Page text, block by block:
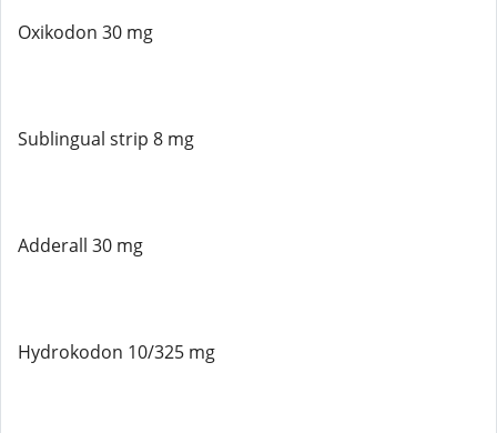
Oxikodon 30 mg
Sublingual strip 8 mg
Adderall 30 mg
Hydrokodon 10/325 mg